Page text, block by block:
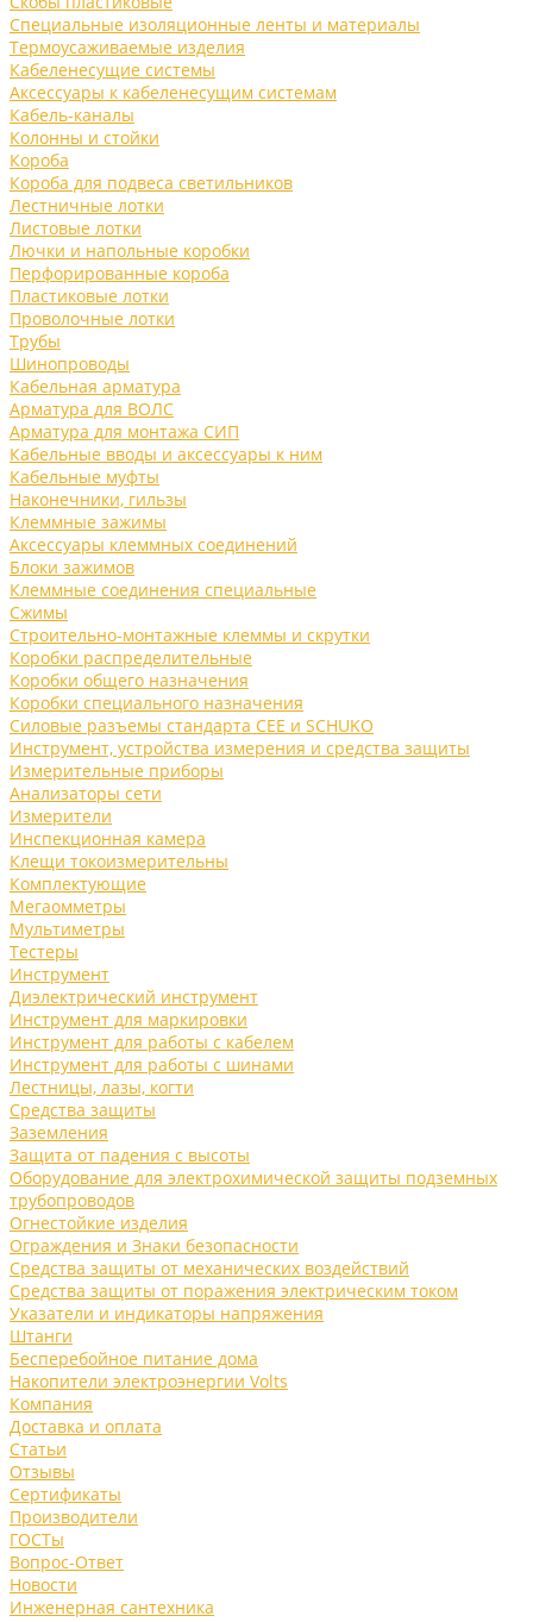
Специальные изоляционные ленты и материалы
Термоусаживаемые изделия
Кабеленесущие системы
Аксессуары к кабеленесущим системам
Кабель-каналы
Колонны и стойки
Короба
Короба для подвеса светильников
Лестничные лотки
Листовые лотки
Лючки и напольные коробки
Перфорированные короба
Пластиковые лотки
Проволочные лотки
Трубы
Шинопроводы
Кабельная арматура
Арматура для ВОЛС
Арматура для монтажа СИП
Кабельные вводы и аксессуары к ним
Кабельные муфты
Наконечники, гильзы
Клеммные зажимы
Аксессуары клеммных соединений
Блоки зажимов
Клеммные соединения специальные
Сжимы
Строительно-монтажные клеммы и скрутки
Коробки распределительные
Коробки общего назначения
Коробки специального назначения
Силовые разъемы стандарта CEE и SCHUKO
Инструмент, устройства измерения и средства защиты
Измерительные приборы
Анализаторы сети
Измерители
Инспекционная камера
Клещи токоизмерительны
Комплектующие
Мегаомметры
Мультиметры
Тестеры
Инструмент
Диэлектрический инструмент
Инструмент для маркировки
Инструмент для работы с кабелем
Инструмент для работы с шинами
Лестницы, лазы, когти
Средства защиты
Заземления
Защита от падения с высоты
Оборудование для электрохимической защиты подземных
трубопроводов
Огнестойкие изделия
Ограждения и Знаки безопасности
Средства защиты от механических воздействий
Средства защиты от поражения электрическим током
Указатели и индикаторы напряжения
Штанги
Бесперебойное питание дома
Накопители электроэнергии Volts
Компания
Доставка и оплата
Статьи
Отзывы
Сертификаты
Производители
ГОСТы
Вопрос-Ответ
Новости
Инженерная сантехника